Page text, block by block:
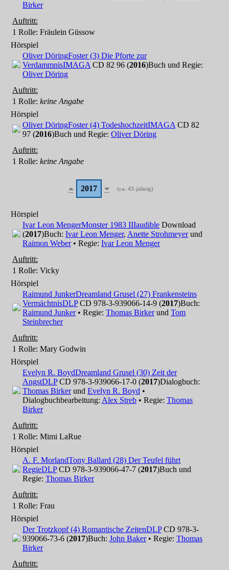
Birker
Auftritt:
1 Rolle: Fräulein Güssow
Hörspiel
Oliver DöringFoster (3) Die Pforte zur
VerdammnisIMAGA CD 82 96 (2016)Buch und Regie:
Oliver Döring
Auftritt:
1 Rolle: keine Angabe
Hörspiel
Oliver DöringFoster (4) TodeshochzeitIMAGA CD 82
97 (2016)Buch und Regie: Oliver Döring
Auftritt:
1 Rolle: keine Angabe
2017 (ca. 43-jährig)
Hörspiel
Ivar Leon MengerMonster 1983 IIIaudible Download
(2017)Buch: Ivar Leon Menger, Anette Strohmeyerund
Raimon Weber• Regie: Ivar Leon Menger
Auftritt:
1 Rolle: Vicky
Hörspiel
Raimund JunkerDreamland Grusel (27) Frankensteins
VermächtnisDLPCD 978-3-939066-14-9 (2017)Buch:
Raimund Junker• Regie: Thomas Birkerund Tom
Steinbrecher
Auftritt:
1 Rolle: Mary Godwin
Hörspiel
Evelyn R. BoydDreamland Grusel (30) Zeit der
AngstDLPCD 978-3-939066-17-0 (2017)Dialogbuch:
Thomas Birkerund Evelyn R. Boyd •
Dialogbuchbearbeitung: Alex Streb • Regie: Thomas
Birker
Auftritt:
1 Rolle: Mimi LaRue
Hörspiel
A. F. MorlandTony Ballard (28) Der Teufel führt
RegieDLPCD 978-3-939066-47-7 (2017)Buch und
Regie: Thomas Birker
Auftritt:
1 Rolle: Frau
Hörspiel
Der Trotzkopf (4) Romantische ZeitenDLPCD 978-3-
939066-73-6 (2017)Buch: John Baker• Regie: Thomas
Birker
Auftritt: